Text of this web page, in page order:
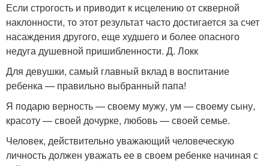
Если строгость и приводит к исцелению от скверной
наклонности, то этот результат часто достигается за счет
насаждения другого, еще худшего и более опасного
недуга душевной пришибленности. Д. Локк
Для девушки, самый главный вклад в воспитание
ребенка — правильно выбранный папа!
Я подарю верность — своему мужу, ум — своему сыну,
красоту — своей дочурке, любовь — своей семье.
Человек, действительно уважающий человеческую
личность должен уважать ее в своем ребенке начиная с